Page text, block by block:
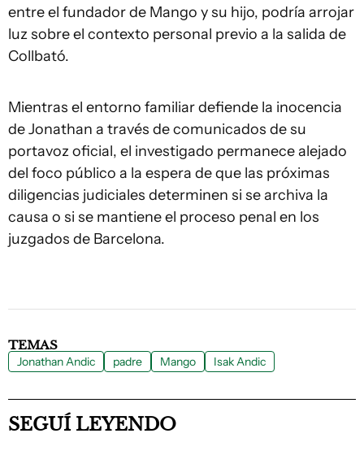
entre el fundador de Mango y su hijo, podría arrojar
luz sobre el contexto personal previo a la salida de
Collbató.
Mientras el entorno familiar defiende la inocencia
de Jonathan a través de comunicados de su
portavoz oficial, el investigado permanece alejado
del foco público a la espera de que las próximas
diligencias judiciales determinen si se archiva la
causa o si se mantiene el proceso penal en los
juzgados de Barcelona.
TEMAS
Jonathan Andic padre Mango Isak Andic
SEGUÍ LEYENDO